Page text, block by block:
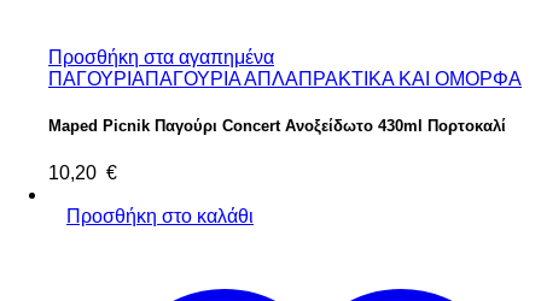
Προσθήκη στα αγαπημένα
ΠΑΓΟΥΡΙΑΠΑΓΟΥΡΙΑ ΑΠΛΑΠΡΑΚΤΙΚΑ ΚΑΙ ΟΜΟΡΦΑ
Maped Picnik Παγούρι Concert Ανοξείδωτο 430ml Πορτοκαλί
10,20 €
Προσθήκη στο καλάθι